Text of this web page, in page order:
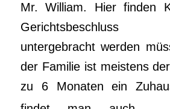
Mr. William. Hier finden
untergebracht werden
der Familie ist meistens
zu 6 Monaten ein